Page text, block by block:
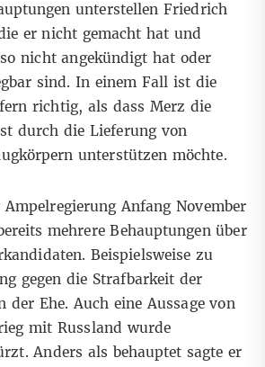
unterstellen Friedrich
er nicht gemacht hat und
nicht angekündigt hat oder
sind. In einem Fall ist die
richtig, als dass Merz die
durch die Lieferung von
unterstützen möchte.
Anfang November
mehrere Behauptungen über
Beispielsweise zu
gegen die Strafbarkeit der
der Ehe. Auch eine Aussage von
mit Russland wurde
Anders als behauptet sagte er